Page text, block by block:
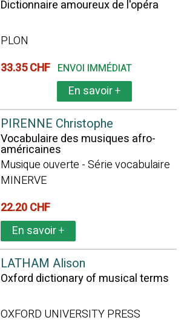
Dictionnaire amoureux de l'opéra
PLON
33.35 CHF ENVOI IMMÉDIAT
En savoir+
PIRENNE Christophe
Vocabulaire des musiques afro-
américaines
Musique ouverte - Série vocabulaire
MINERVE
22.20 CHF
En savoir+
LATHAM Alison
Oxford dictionary of musical terms
OXFORD UNIVERSITY PRESS